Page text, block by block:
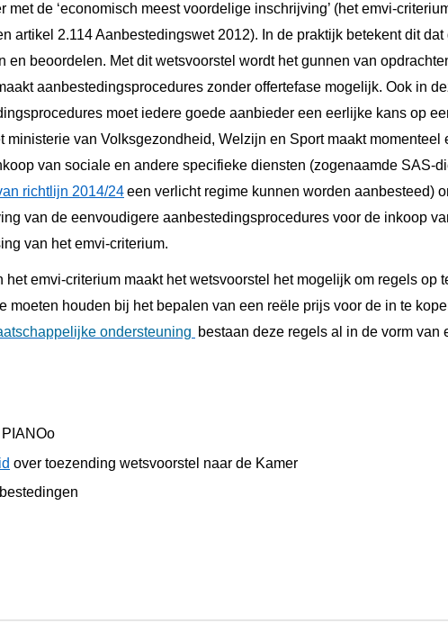
met de ‘economisch meest voordelige inschrijving’ (het emvi-
artikel 2.114 Aanbestedingswet 2012). In de praktijk betekent dit dat
en beoordelen. Met dit wetsvoorstel wordt het gunnen van
aanbestedingsprocedures zonder offertefase mogelijk. Ook in
moet iedere goede aanbieder een eerlijke kans op
ministerie van Volksgezondheid, Welzijn en Sport maakt momenteel
van sociale en andere specifieke diensten (zogenaamde SAS-
richtlijn 2014/24een verlicht regime kunnen worden aanbesteed)
van de eenvoudigere aanbestedingsprocedures voor de inkoop
van het emvi-criterium.
het emvi-criterium maakt het wetsvoorstel het mogelijk om regels op
moeten houden bij het bepalen van een reële prijs voor de in te
ondersteuning bestaan deze regels al in de vorm van
over toezending wetsvoorstel naar de Kamer